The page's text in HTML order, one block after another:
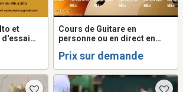
et
Cours de Guitare en
personne ou en direct en
Prix sur demande